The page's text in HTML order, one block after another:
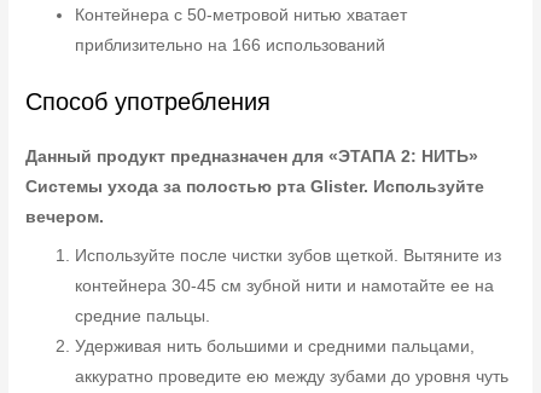
Контейнера с 50-метровой нитью хватает
приблизительно на 166 использований
Способ употребления
Данный продукт предназначен для «ЭТАПА 2: НИТЬ»
Системы ухода за полостью рта Glister. Используйте
вечером.
Используйте после чистки зубов щеткой. Вытяните из
контейнера 30-45 см зубной нити и намотайте ее на
средние пальцы.
Удерживая нить большими и средними пальцами,
аккуратно проведите ею между зубами до уровня чуть